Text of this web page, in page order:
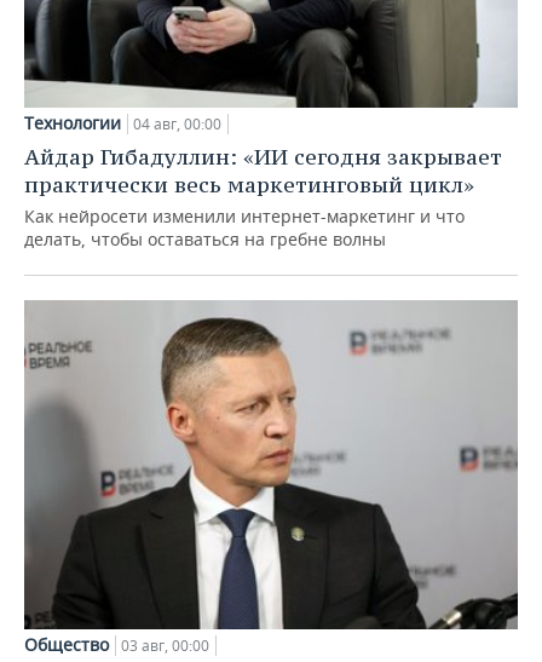
Технологии 04 авг, 00:00
Айдар Гибадуллин: «ИИ сегодня закрывает
практически весь маркетинговый цикл»
Как нейросети изменили интернет-маркетинг и что
делать, чтобы оставаться на гребне волны
Общество 03 авг, 00:00